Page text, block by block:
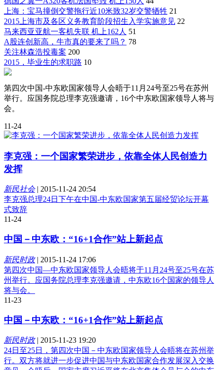
上海：宝马撞倒交警拖行近10米致32岁交警牺牲 21
2015上海市及各区义务教育阶段招生入学实施意见 22
马来西亚亚航一客机失联 机上162人 51
A股连创新高，牛市真的要来了吗？ 78
关注林森浩投毒案 200
2015，毕业生的求职路 10
第四次中国-中东欧国家领导人会晤于11月24号至25号在苏州
举行。应国务院总理李克强邀请，16个中东欧国家领导人将与
会。
11-24
李克强：一个国家繁荣进步，依靠全体人民创造力
发挥
新民社会| 2015-11-24 20:54
李克强总理24日下午在中国-中东欧国家第五届经贸论坛开幕
式致辞
11-24
中国－中东欧：“16+1合作”站上新起点
新民时政| 2015-11-24 17:06
第四次中国—中东欧国家领导人会晤将于11月24号至25号在苏
州举行。应国务院总理李克强邀请，中东欧16个国家的领导人
将与会。
11-23
中国－中东欧：“16+1合作”站上新起点
新民时政| 2015-11-23 19:20
24日至25日，第四次中国－中东欧国家领导人会晤将在苏州举
行。双方将就进一步促进中国与中东欧国家合作发展深入交换